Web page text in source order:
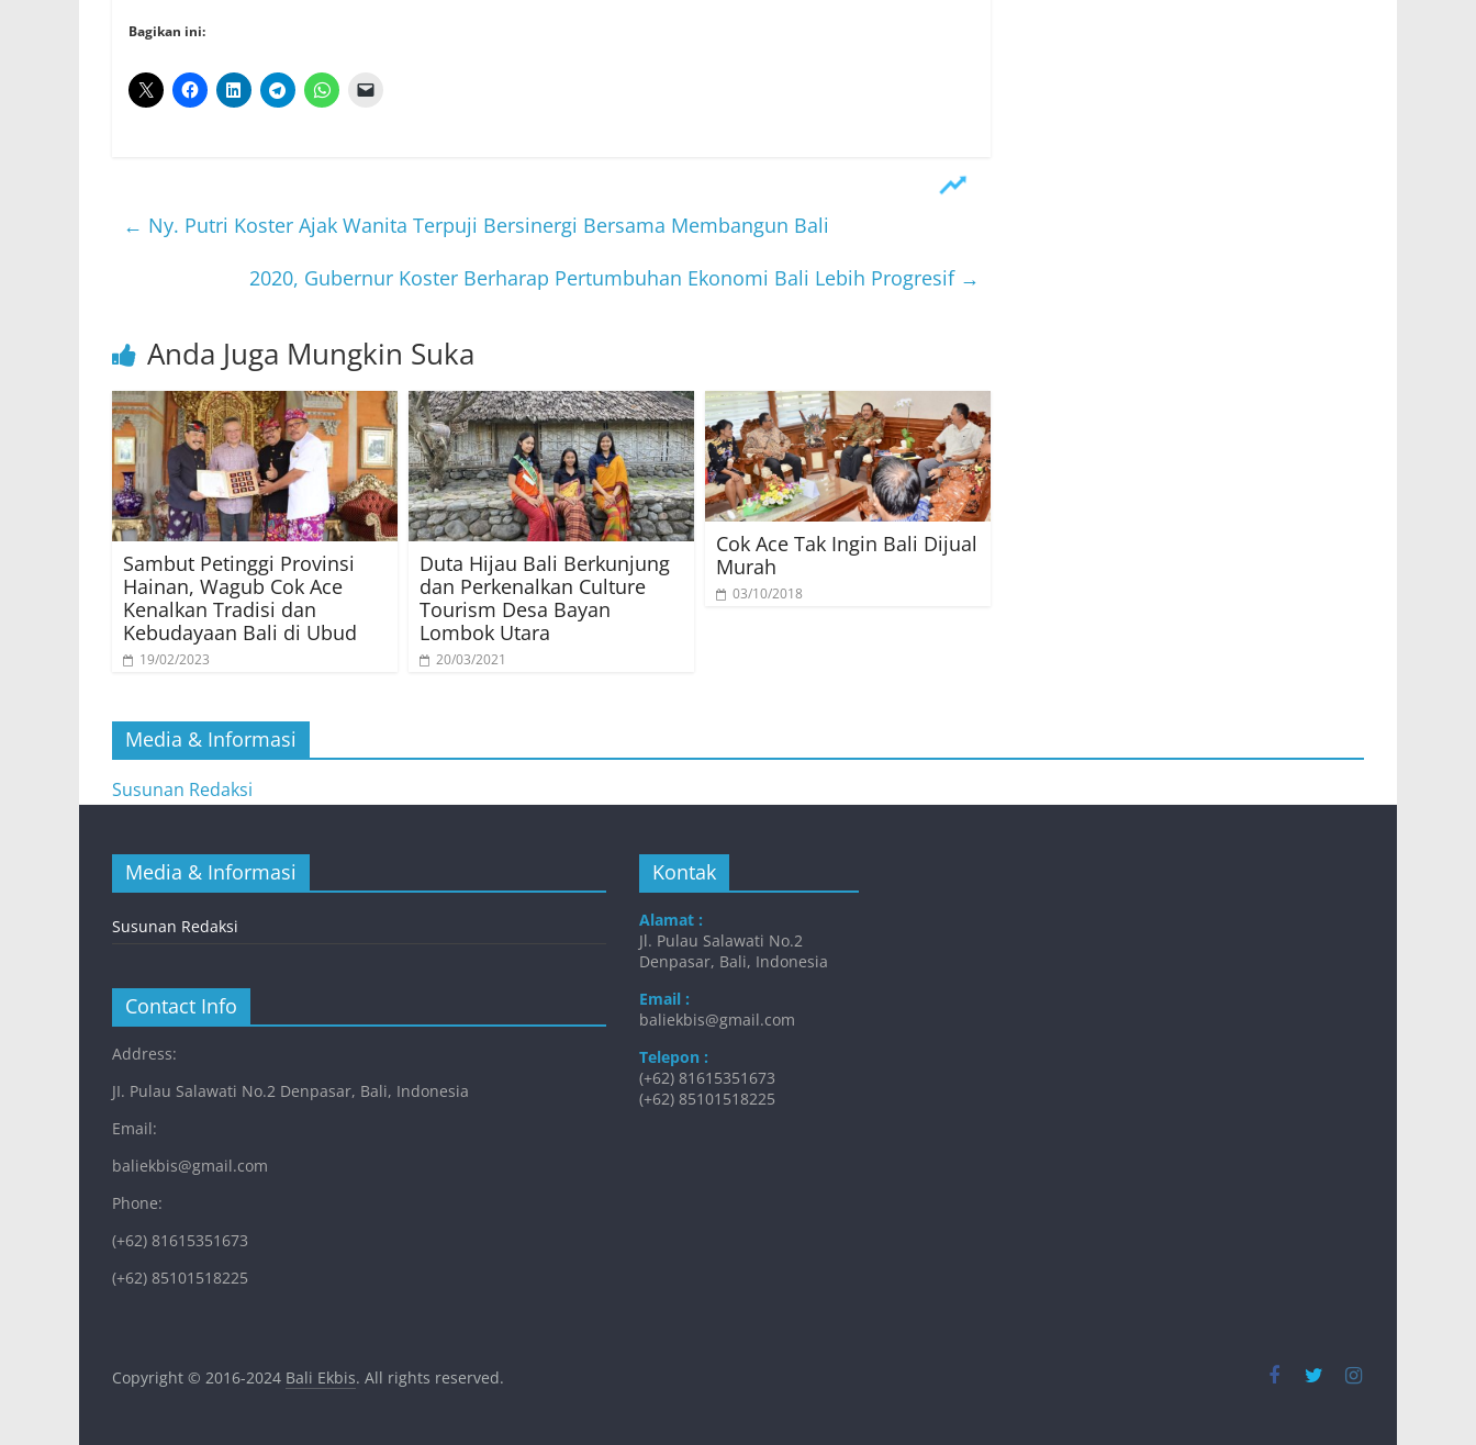
Bagikan ini:
← Ny. Putri Koster Ajak Wanita Terpuji Bersinergi Bersama Membangun Bali
2020, Gubernur Koster Berharap Pertumbuhan Ekonomi Bali Lebih Progresif →
Anda Juga Mungkin Suka
Sambut Petinggi Provinsi
Hainan, Wagub Cok Ace
Kenalkan Tradisi dan
Kebudayaan Bali di Ubud
19/02/2023
Duta Hijau Bali Berkunjung
dan Perkenalkan Culture
Tourism Desa Bayan
Lombok Utara
20/03/2021
Cok Ace Tak Ingin Bali Dijual
Murah
03/10/2018
Media & Informasi
Susunan Redaksi
Media & Informasi
Susunan Redaksi
Contact Info
Address:
JI. Pulau Salawati No.2 Denpasar, Bali, Indonesia
Email:
baliekbis@gmail.com
Phone:
(+62) 81615351673
(+62) 85101518225
Kontak
Alamat :
Jl. Pulau Salawati No.2
Denpasar, Bali, Indonesia
Email :
baliekbis@gmail.com
Telepon :
(+62) 81615351673
(+62) 85101518225
Copyright © 2016-2024 Bali Ekbis. All rights reserved.